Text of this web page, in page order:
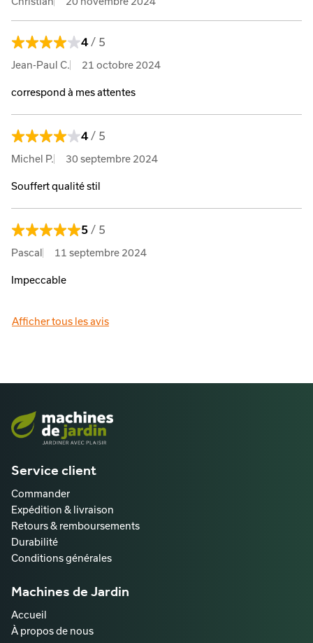
4/ 5
Jean-Paul C. 21 octobre 2024
correspond à mes attentes
4/ 5
Michel P. 30 septembre 2024
Souffert qualité stil
5 / 5
Pascal 11 septembre 2024
Impeccable
Afficher tous les avis
Service client
Commander
Expédition & livraison
Retours & remboursements
Durabilité
Conditions générales
Machines de Jardin
Accueil
À propos de nous